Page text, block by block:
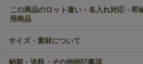
この商品のロット違い・名入れ対応・即
用商品
【名入れ対応】ソフト
バッグスリム（S6）
ソフトバッグス
サイズ・素材について
納期・送料・その他特記事項